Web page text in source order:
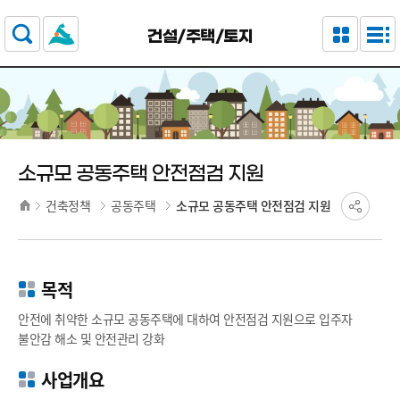
주요 메뉴로 건너뛰기
본문으로가기
건설/주택/토지
소규모 공동주택 안전점검 지원
건축정책 공동주택 소규모 공동주택 안전점검 지원
목적
안전에 취약한 소규모 공동주택에 대하여 안전점검 지원으로 입주자
불안감 해소 및 안전관리 강화
사업개요